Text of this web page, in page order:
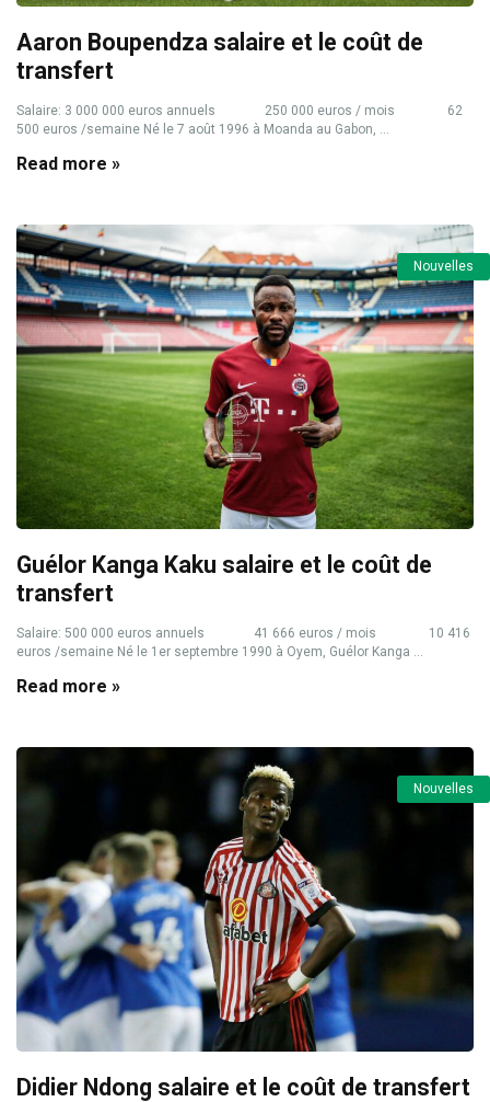
Aaron Boupendza salaire et le coût de
transfert
Salaire: 3 000 000 euros annuels 250 000 euros / mois 62
500 euros /semaine Né le 7 août 1996 à Moanda au Gabon, ...
Read more »
Nouvelles
Guélor Kanga Kaku salaire et le coût de
transfert
Salaire: 500 000 euros annuels 41 666 euros / mois 10 416
euros /semaine Né le 1er septembre 1990 à Oyem, Guélor Kanga ...
Read more »
Nouvelles
Didier Ndong salaire et le coût de transfert